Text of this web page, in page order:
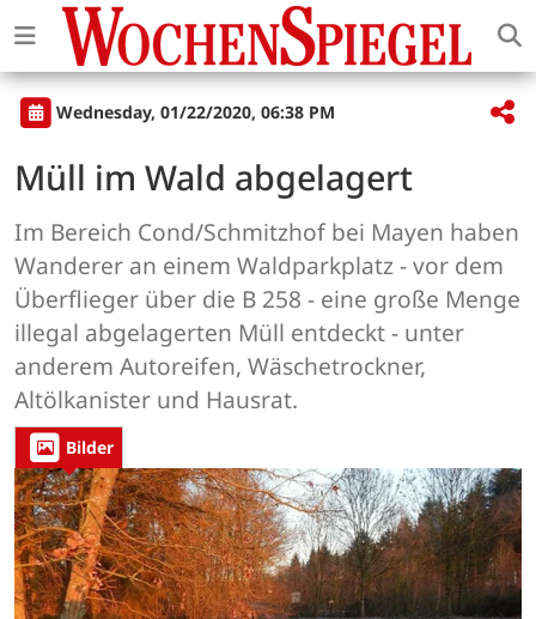
Wednesday, 01/22/2020, 06:38 PM
Müll im Wald abgelagert
Im Bereich Cond/Schmitzhof bei Mayen haben
Wanderer an einem Waldparkplatz - vor dem
Überflieger über die B 258 - eine große Menge
illegal abgelagerten Müll entdeckt - unter
anderem Autoreifen, Wäschetrockner,
Altölkanister und Hausrat.
Bilder